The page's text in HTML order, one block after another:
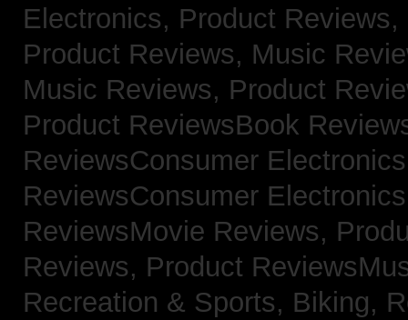
Electronics, Product
Product Reviews, Music
Music Reviews, Product
Product ReviewsBook
ReviewsConsumer
ReviewsConsumer
ReviewsMovie Reviews,
Reviews, Product
Recreation & Sports, Biking,